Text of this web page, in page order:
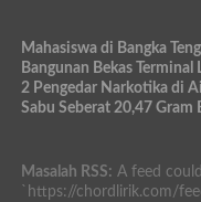
Mahasiswa di Bangka
Bangunan Bekas
2 Pengedar Narkotika di
Sabu Seberat 20,47 Gram
Masalah RSS: A feed
`https://chordlirik.com/